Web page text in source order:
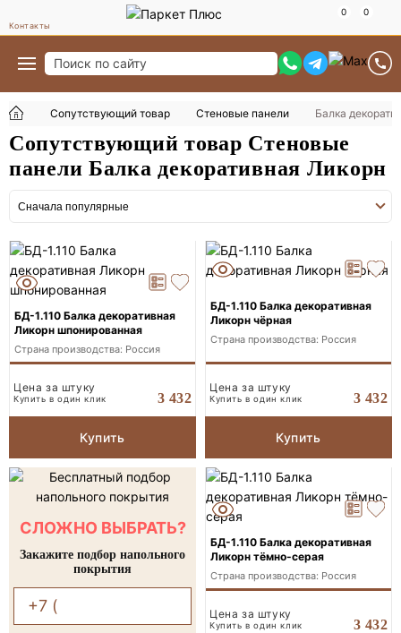
Контакты
Сопутствующий товар Стеновые панели Балка
Сопутствующий товар Стеновые
панели Балка декоративная Ликорн
БД-1.110 Балка декоративная
Ликорн шпонированная
Страна производства: Россия
Цена за штуку
Купить в один клик 3 432
Купить
БД-1.110 Балка декоративная
Ликорн чёрная
Страна производства: Россия
Цена за штуку
Купить в один клик 3 432
Купить
СЛОЖНО ВЫБРАТЬ?
Закажите подбор напольного
покрытия
БД-1.110 Балка декоративная
Ликорн тёмно-серая
Страна производства: Россия
Цена за штуку
Купить в один клик 3 432